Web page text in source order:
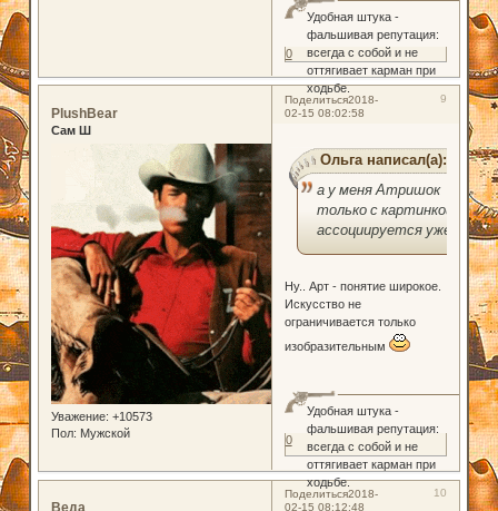
Удобная штука -
фальшивая репутация:
всегда с собой и не
оттягивает карман при
ходьбе.
0
Поделиться 9
2018-
02-15 08:02:58
PlushBear
Сам Ш
Уважение: +10573
Пол: Мужской
Ольга написал(а):
а у меня Атришок
только с картинкой
ассоциируется уже
Ну.. Арт - понятие широкое.
Искусство не
ограничивается только
изобразительным
Удобная штука -
фальшивая репутация:
всегда с собой и не
оттягивает карман при
ходьбе.
0
Поделиться 10
2018-
02-15 08:12:48
Веда